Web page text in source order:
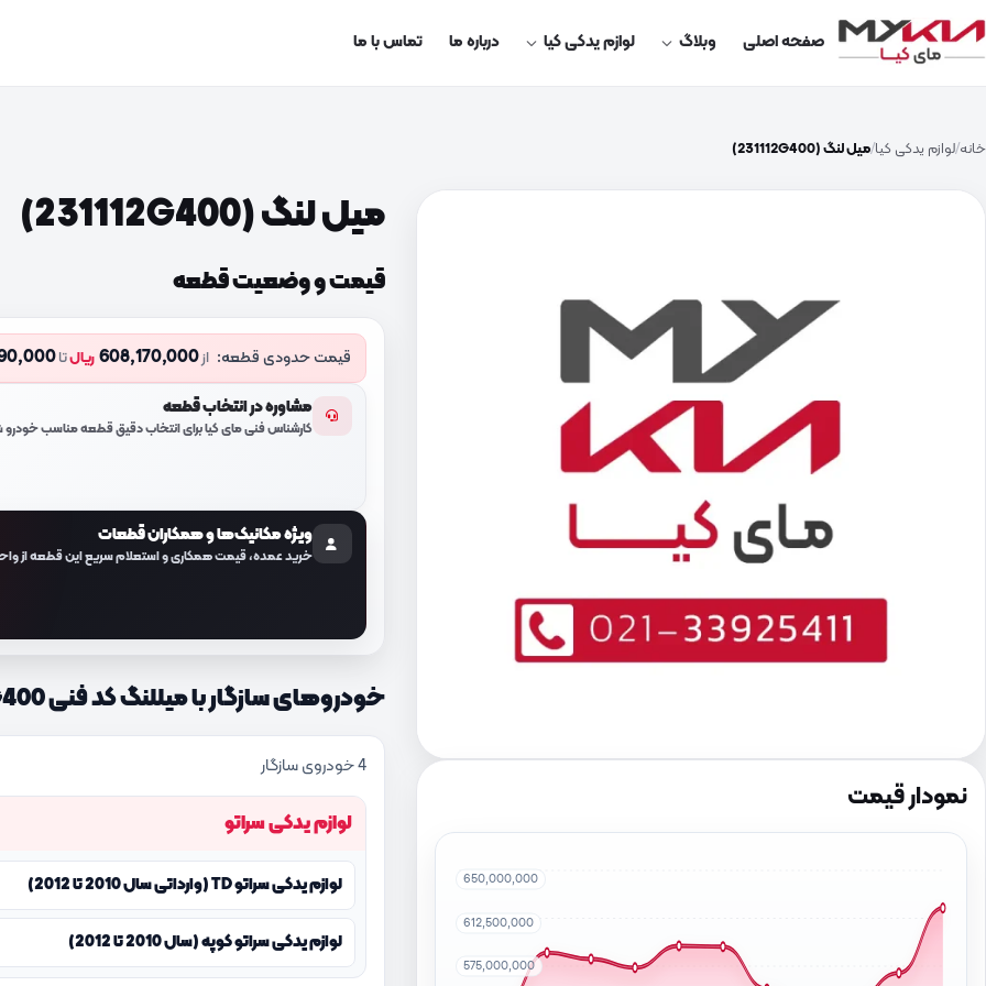
صفحه اصلی وبلاگ لوازم یدکی کیا درباره ما تماس با ما
خانه لوازم یدکی کیا میل لنگ (231112G400)
نمودار قیمت
650,000,000
612,500,000
575,000,000
میل لنگ (231112G400)
قیمت و وضعیت قطعه
قیمت حدودی قطعه: از608,170,000 ریالتا
مشاوره در انتخاب قطعه
کارشناس فنی مای کیا برای انتخاب دقیق قطعه مناسب
ویژه مکانیک‌ها و همکاران قطعات
خرید عمده، قیمت همکاری و استعلام سریع این قطعه از
خودروهای سازگار با میللنگ کد فنی 231112G400
4 خودروی سازگار
لوازم یدکی سراتو
لوازم یدکی سراتو TD (وارداتی سال 2010 تا 2012)
لوازم یدکی سراتو کوپه (سال 2010 تا 2012)